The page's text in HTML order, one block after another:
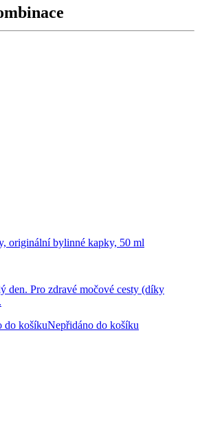
originální bylinné kapky, 50 ml
den. Pro zdravé močové cesty (díky
do košíkuNepřidáno do košíku